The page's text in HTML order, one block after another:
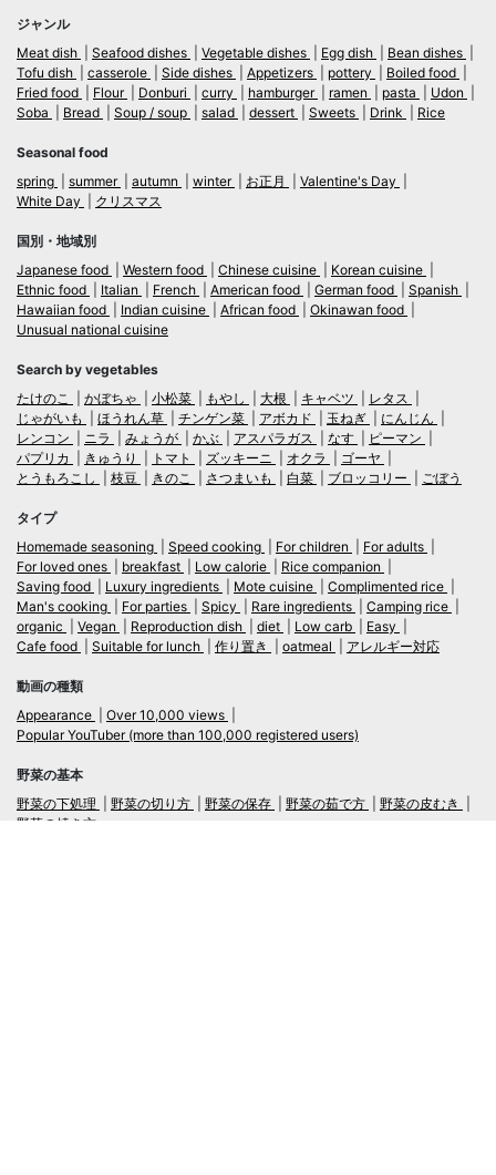
ジャンル
Meat dish
Seafood dishes Vegetable dishes Egg dish
Bean dishes
Tofu dish
casserole Side dishes Appetizers pottery
Boiled food
Fried food
Flour Donburi curry hamburger ramen pasta
Udon
Soba
Bread Soup / soup salad dessert Sweets Drink Rice
Seasonal food
spring
summer autumn winter お正月
Valentine's Day
White Day
クリスマス
国別・地域別
Japanese food
Western food Chinese cuisine
Korean cuisine
Ethnic food
Italian French American food German food
Spanish
Hawaiian food
Indian cuisine African food
Okinawan food
Unusual national cuisine
Search by vegetables
たけのこ
かぼちゃ 小松菜 もやし 大根 キャベツ
レタス
じゃがいも
ほうれん草 チンゲン菜 アボカド 玉ねぎ
にんじん
レンコン
ニラ みょうが かぶ アスパラガス なす
ピーマン
パプリカ
きゅうり トマト ズッキーニ オクラ
ゴーヤ
とうもろこし
枝豆 きのこ さつまいも 白菜 ブロッコリー ごぼう
タイプ
Homemade seasoning
Speed cooking For children
For adults
For loved ones
breakfast Low calorie
Rice companion
Saving food
Luxury ingredients Mote cuisine
Complimented rice
Man's cooking
For parties Spicy Rare ingredients
Camping rice
organic
Vegan Reproduction dish diet Low carb
Easy
Cafe food
Suitable for lunch 作り置き oatmeal アレルギー対応
動画の種類
Appearance
Over 10,000 views
Popular YouTuber (more than 100,000 registered users)
野菜の基本
野菜の下処理
野菜の切り方 野菜の保存 野菜の茹で方
野菜の皮むき
野菜の焼き方